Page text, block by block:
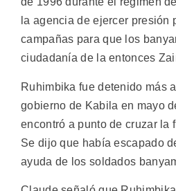
la agencia de ejercer presión
campañas para que los
ciudadanía de la entonces
Ruhimbika fue detenido más
gobierno de Kabila en mayo
encontró a punto de cruzar la
Se dijo que había escapado
ayuda de los soldados